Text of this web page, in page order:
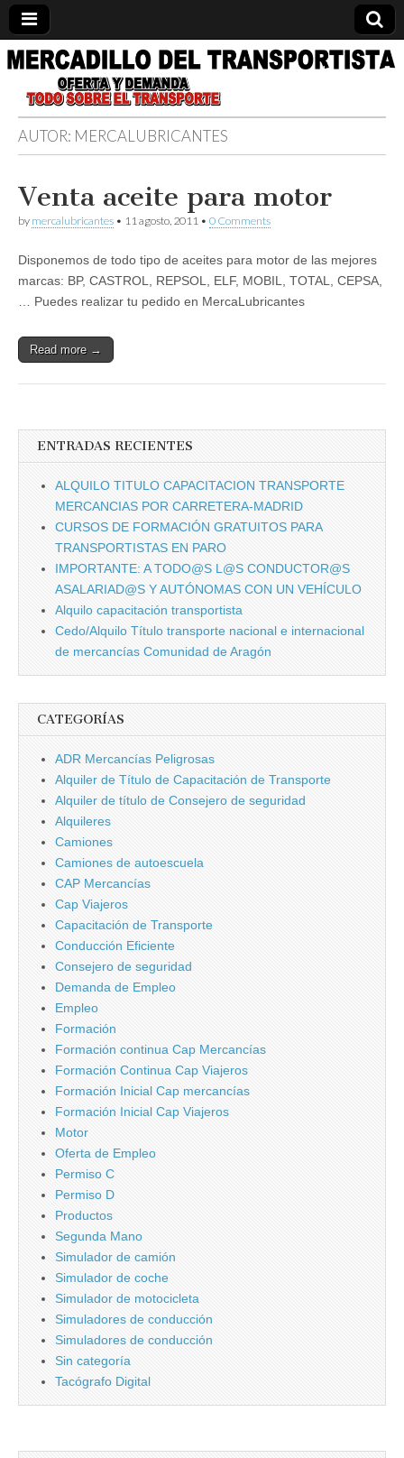
Información
relacionada
con el
transporte.
Formación,
cursos,
compra
venta y
otros
AUTOR: MERCALUBRICANTES
Venta aceite para motor
by mercalubricantes • 11 agosto, 2011 • 0 Comments
Disponemos de todo tipo de aceites para motor de las mejores
marcas: BP, CASTROL, REPSOL, ELF, MOBIL, TOTAL, CEPSA,
… Puedes realizar tu pedido en MercaLubricantes
Read more →
ENTRADAS RECIENTES
ALQUILO TITULO CAPACITACION TRANSPORTE
MERCANCIAS POR CARRETERA-MADRID
CURSOS DE FORMACIÓN GRATUITOS PARA
TRANSPORTISTAS EN PARO
IMPORTANTE: A TODO@S L@S CONDUCTOR@S
ASALARIAD@S Y AUTÓNOMAS CON UN VEHÍCULO
Alquilo capacitación transportista
Cedo/Alquilo Tí­tulo transporte nacional e internacional
de mercancí­as Comunidad de Aragón
CATEGORÍAS
ADR Mercancí­as Peligrosas
Alquiler de Tí­tulo de Capacitación de Transporte
Alquiler de tí­tulo de Consejero de seguridad
Alquileres
Camiones
Camiones de autoescuela
CAP Mercancí­as
Cap Viajeros
Capacitación de Transporte
Conducción Eficiente
Consejero de seguridad
Demanda de Empleo
Empleo
Formación
Formación continua Cap Mercancí­as
Formación Continua Cap Viajeros
Formación Inicial Cap mercancí­as
Formación Inicial Cap Viajeros
Motor
Oferta de Empleo
Permiso C
Permiso D
Productos
Segunda Mano
Simulador de camión
Simulador de coche
Simulador de motocicleta
Simuladores de conducción
Simuladores de conducción
Sin categorí­a
Tacógrafo Digital